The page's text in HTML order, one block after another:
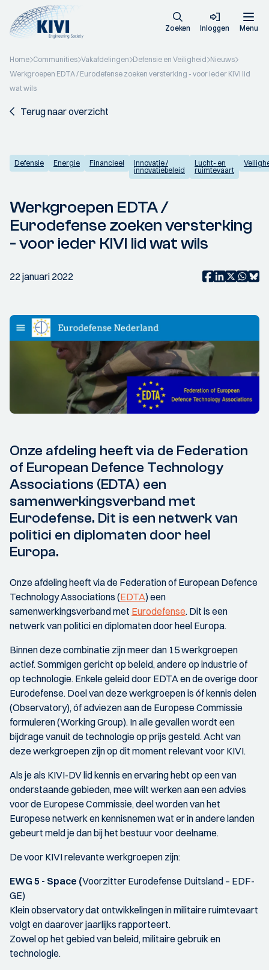
Zoeken Inloggen Menu
Home Communities Vakafdelingen Defensie en Veiligheid Nieuws
Werkgroepen EDTA / Eurodefense zoeken versterking - voor ieder KIVI lid
wat wils
Terug naar overzicht
Defensie Energie Financieel
Innovatie /
innovatiebeleid
Lucht- en
ruimtevaart
Werkgroepen EDTA /
Eurodefense zoeken versterking
- voor ieder KIVI lid wat wils
22 januari 2022
Onze afdeling heeft via de Federation
of European Defence Technology
Associations (EDTA) een
samenwerkingsverband met
Eurodefense. Dit is een netwerk van
politici en diplomaten door heel
Europa.
Onze afdeling heeft via de Federation of European Defence
Technology Associations (EDTA) een
samenwerkingsverband met Eurodefense. Dit is een
netwerk van politici en diplomaten door heel Europa.
Binnen deze combinatie zijn meer dan 15 werkgroepen
actief. Sommigen gericht op beleid, andere op industrie of
op technologie. Enkele geleid door EDTA en de overige door
Eurodefense. Doel van deze werkgroepen is óf kennis delen
(Observatory), óf adviezen aan de Europese Commissie
formuleren (Working Group). In alle gevallen wordt een
bijdrage vanuit de technologie op prijs gesteld. Acht van
deze werkgroepen zijn op dit moment relevant voor KIVI.
Als je als KIVI-DV lid kennis en ervaring hebt op een van
onderstaande gebieden, mee wilt werken aan een advies
voor de Europese Commissie, deel worden van het
Europese netwerk en kennisnemen wat er in andere landen
gebeurt meld je dan bij het bestuur voor deelname.
De voor KIVI relevante werkgroepen zijn:
EWG 5 - Space (Voorzitter Eurodefense Duitsland – EDF-
GE)
Klein observatory dat ontwikkelingen in militaire ruimtevaart
volgt en daarover jaarlijks rapporteert.
Zowel op het gebied van beleid, militaire gebruik en
technologie.